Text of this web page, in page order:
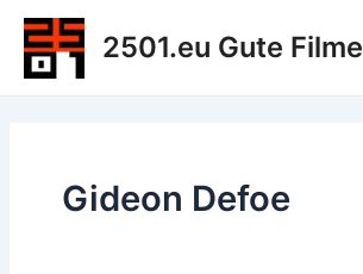
Zum
Inhalt
springen
2501.eu Gute Filme
Gideon Defoe